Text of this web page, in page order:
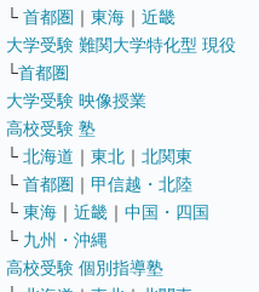
└ 首都圏 ｜ 東海 ｜ 近畿
大学受験 難関大学特化型 現役
└首都圏
大学受験 映像授業
高校受験 塾
└ 北海道 ｜ 東北 ｜ 北関東
└ 首都圏 ｜ 甲信越・北陸
└ 東海 ｜ 近畿 ｜ 中国・四国
└ 九州・沖縄
高校受験 個別指導塾